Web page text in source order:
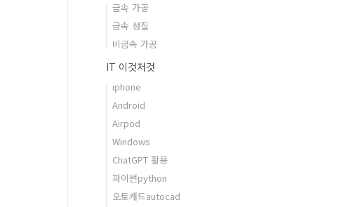
금속 가공
금속 성질
비금속 가공
IT 이것저것
iphone
Android
Airpod
Windows
ChatGPT 활용
파이썬python
오토캐드autocad